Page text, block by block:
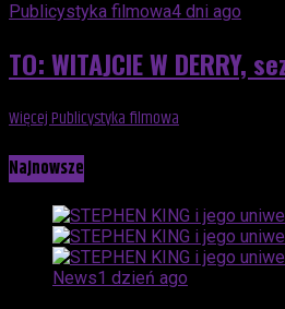
Publicystyka filmowa4 dni ago
TO: WITAJCIE W
Więcej Publicystyka filmowa
Najnowsze
News1 dzień ago